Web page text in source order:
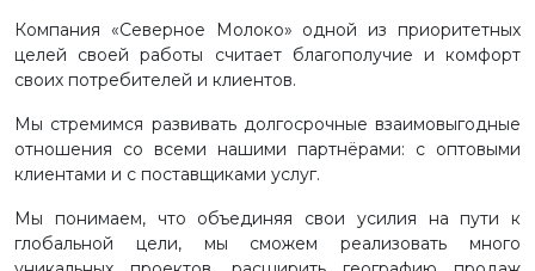
Компания «Северное Молоко» одной из приоритетных
целей своей работы считает благополучие и комфорт
своих потребителей и клиентов.
Мы стремимся развивать долгосрочные взаимовыгодные
отношения со всеми нашими партнёрами: с оптовыми
клиентами и с поставщиками услуг.
Мы понимаем, что объединяя свои усилия на пути к
глобальной цели, мы сможем реализовать много